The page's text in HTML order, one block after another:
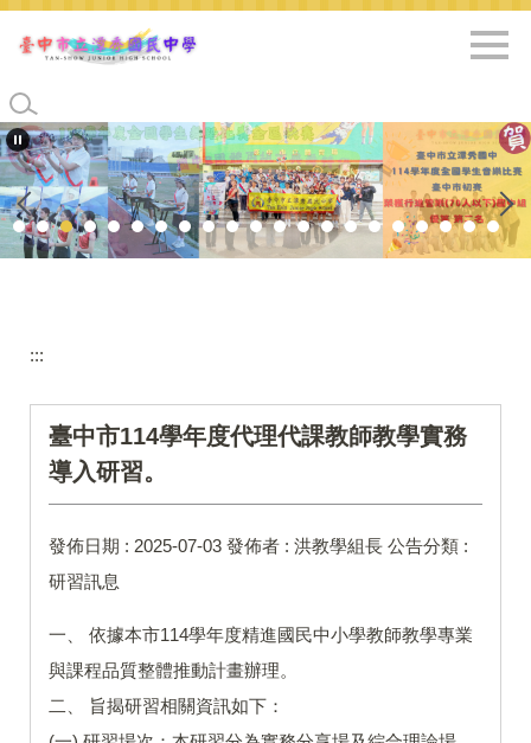
跳
到
要
內
容
區
:::
臺中市114學年度代理代課教師教學實務
導入研習。
發佈日期 : 2025-07-03 發佈者 : 洪教學組長 公告分類 :
研習訊息
一、 依據本市114學年度精進國民中小學教師教學專業
與課程品質整體推動計畫辦理。
二、 旨揭研習相關資訊如下：